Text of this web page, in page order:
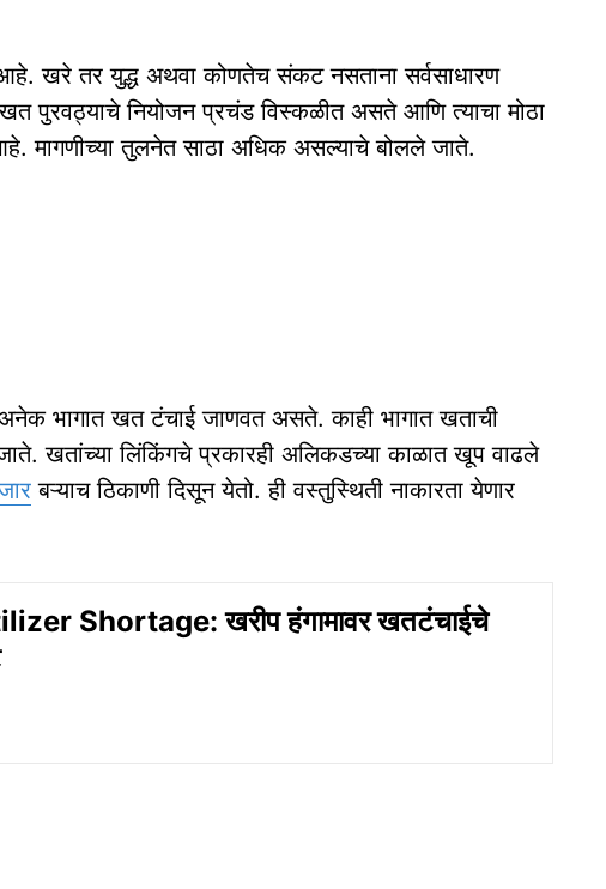
खरे तर युद्ध अथवा कोणतेच संकट नसताना सर्वसाधारण
खत पुरवठ्याचे नियोजन प्रचंड विस्कळीत असते आणि त्याचा मोठा
मागणीच्या तुलनेत साठा अधिक असल्याचे बोलले जाते.
अनेक भागात खत टंचाई जाणवत असते. काही भागात खताची
जाते. खतांच्या लिंकिंगचे प्रकारही अलिकडच्या काळात खूप वाढले
बऱ्याच ठिकाणी दिसून येतो. ही वस्तुस्थिती नाकारता येणार
Shortage: खरीप हंगामावर खतटंचाईचे